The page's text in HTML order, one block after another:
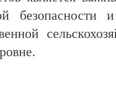
безопасности